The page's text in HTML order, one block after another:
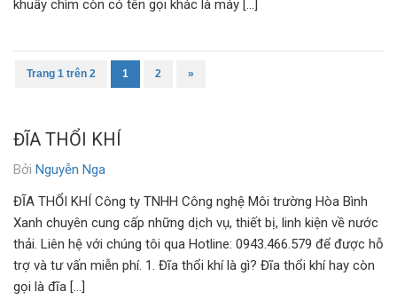
khuấy chìm còn có tên gọi khác là máy […]
Trang 1 trên 2 1 2 »
ĐĨA THỔI KHÍ
Bởi Nguyễn Nga
ĐĨA THỔI KHÍ Công ty TNHH Công nghệ Môi trường Hòa Bình
Xanh chuyên cung cấp những dịch vụ, thiết bị, linh kiện về nước
thải. Liên hệ với chúng tôi qua Hotline: 0943.466.579 để được hỗ
trợ và tư vấn miễn phí. 1. Đĩa thổi khí là gì? Đĩa thổi khí hay còn
gọi là đĩa […]